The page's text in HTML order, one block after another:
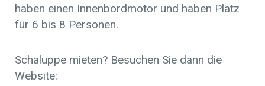
haben einen Innenbordmotor und haben Platz
für 6 bis 8 Personen.
Schaluppe mieten? Besuchen Sie dann die
Website: